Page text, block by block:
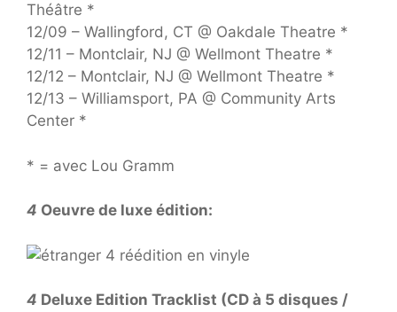
Théâtre *
12/09 – Wallingford, CT @ Oakdale Theatre *
12/11 – Montclair, NJ @ Wellmont Theatre *
12/12 – Montclair, NJ @ Wellmont Theatre *
12/13 – Williamsport, PA @ Community Arts
Center *
* = avec Lou Gramm
4 Oeuvre de luxe édition:
4 Deluxe Edition Tracklist (CD à 5 disques /